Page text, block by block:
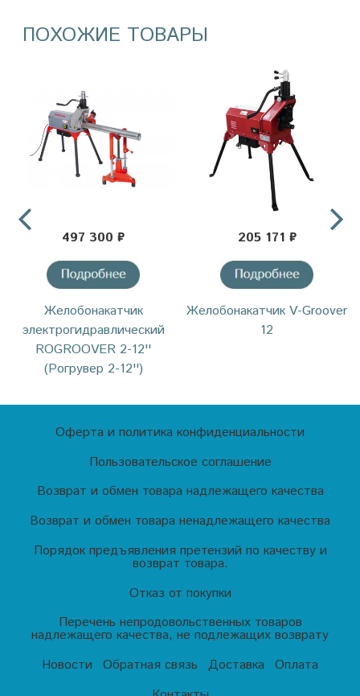
ПОХОЖИЕ ТОВАРЫ
497 300 ₽
Желобонакатчик
электрогидравлический
ROGROOVER 2-12''
(Рогрувер 2-12'')
205 171 ₽
Желобонакатчик V-Groover
12
Оферта и политика конфиденциальности
Пользовательское соглашение
Возврат и обмен товара надлежащего качества
Возврат и обмен товара ненадлежащего качества
Порядок предъявления претензий по качеству и
возврат товара.
Отказ от покупки
Перечень непродовольственных товаров
надлежащего качества, не подлежащих возврату
Новости
Обратная связь Доставка
Оплата